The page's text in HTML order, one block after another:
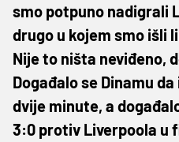
smo potpuno nadigrali
drugo u kojem smo išli
Nije to ništa neviđeno,
Događalo se Dinamu
dvije minute, a
3:0 protiv Liverpoola u